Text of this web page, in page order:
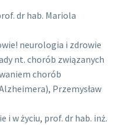
dr hab. Mariola
neurologia i zdrowie
nt. chorób związanych
chorób
Przemysław
i w życiu, prof. dr hab. inż.